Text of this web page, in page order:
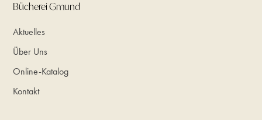
Bücherei Gmund
Aktuelles
Über Uns
Online-Katalog
Kontakt